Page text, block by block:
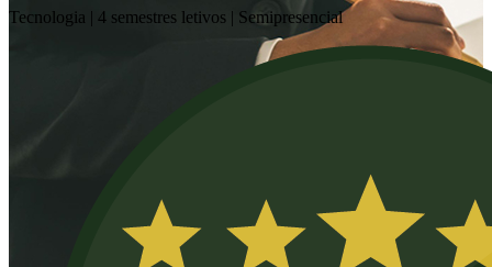
Tecnologia | 4 semestres letivos | Semipresencial